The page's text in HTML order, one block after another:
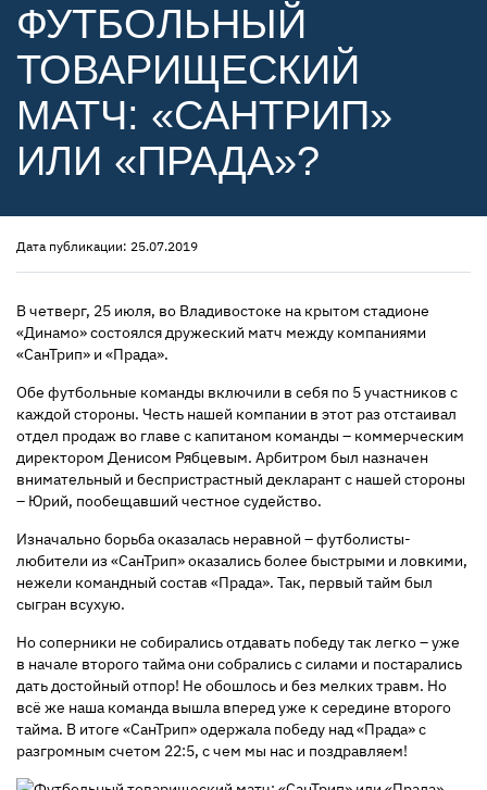
ФУТБОЛЬНЫЙ
ТОВАРИЩЕСКИЙ
МАТЧ: «САНТРИП»
ИЛИ «ПРАДА»?
Дата публикации: 25.07.2019
В четверг, 25 июля, во Владивостоке на крытом стадионе
«Динамо» состоялся дружеский матч между компаниями
«СанТрип» и «Прада».
Обе футбольные команды включили в себя по 5 участников с
каждой стороны. Честь нашей компании в этот раз отстаивал
отдел продаж во главе с капитаном команды – коммерческим
директором Денисом Рябцевым. Арбитром был назначен
внимательный и беспристрастный декларант с нашей стороны
– Юрий, пообещавший честное судейство.
Изначально борьба оказалась неравной – футболисты-
любители из «СанТрип» оказались более быстрыми и ловкими,
нежели командный состав «Прада». Так, первый тайм был
сыгран всухую.
Но соперники не собирались отдавать победу так легко – уже
в начале второго тайма они собрались с силами и постарались
дать достойный отпор! Не обошлось и без мелких травм. Но
всё же наша команда вышла вперед уже к середине второго
тайма. В итоге «СанТрип» одержала победу над «Прада» с
разгромным счетом 22:5, с чем мы нас и поздравляем!